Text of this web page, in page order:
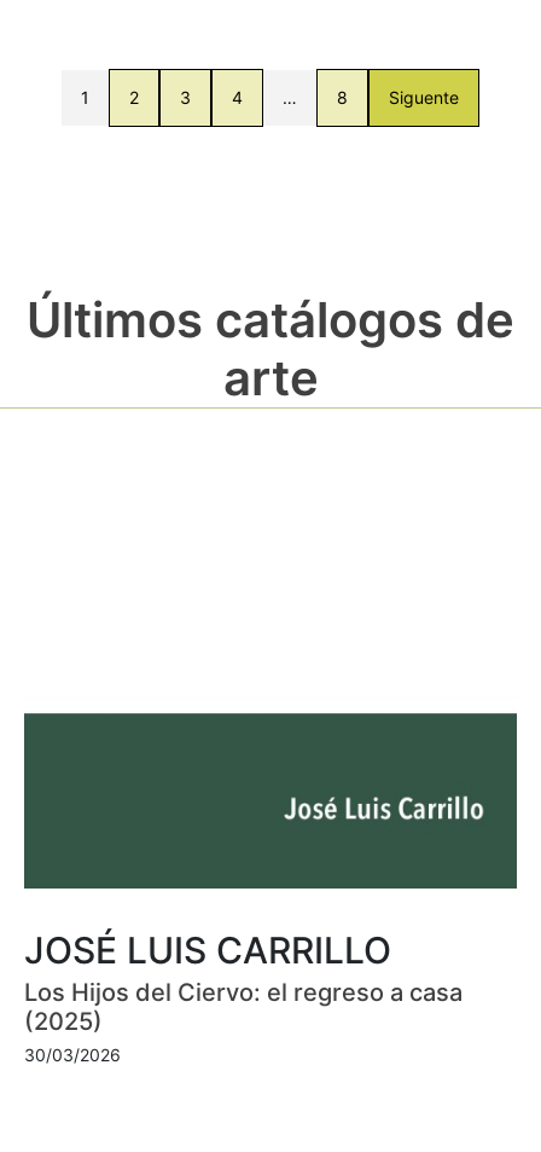
1 2 3 4 … 8 Siguente
Últimos catálogos de
arte
JOSÉ LUIS CARRILLO
Los Hijos del Ciervo: el regreso a casa
(2025)
30/03/2026